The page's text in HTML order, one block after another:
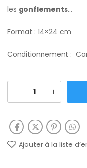
les gonflements…
Format : 14×24 cm
Conditionnement :
Ajouter à la liste